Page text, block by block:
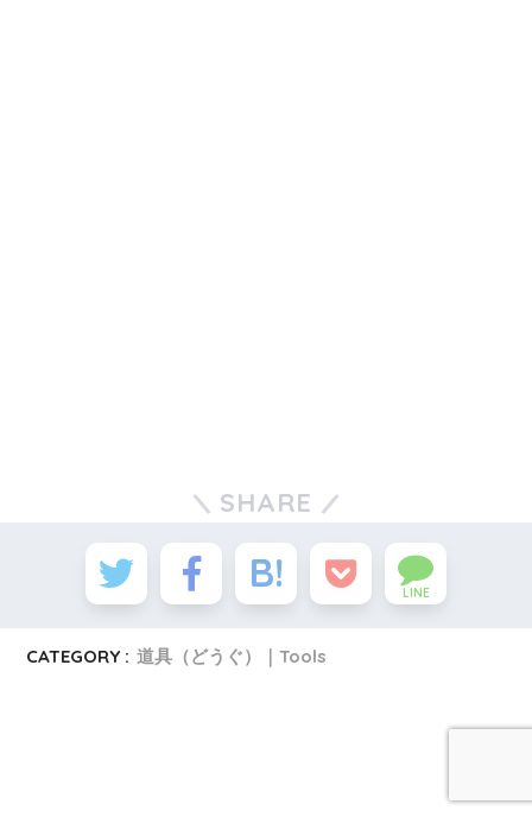
SHARE
LINE
CATEGORY : 道具（どうぐ）｜Tools